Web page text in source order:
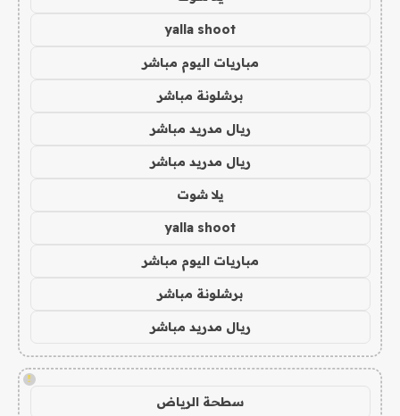
yalla shoot
مباريات اليوم مباشر
برشلونة مباشر
ريال مدريد مباشر
ريال مدريد مباشر
يلا شوت
yalla shoot
مباريات اليوم مباشر
برشلونة مباشر
ريال مدريد مباشر
!
سطحة الرياض